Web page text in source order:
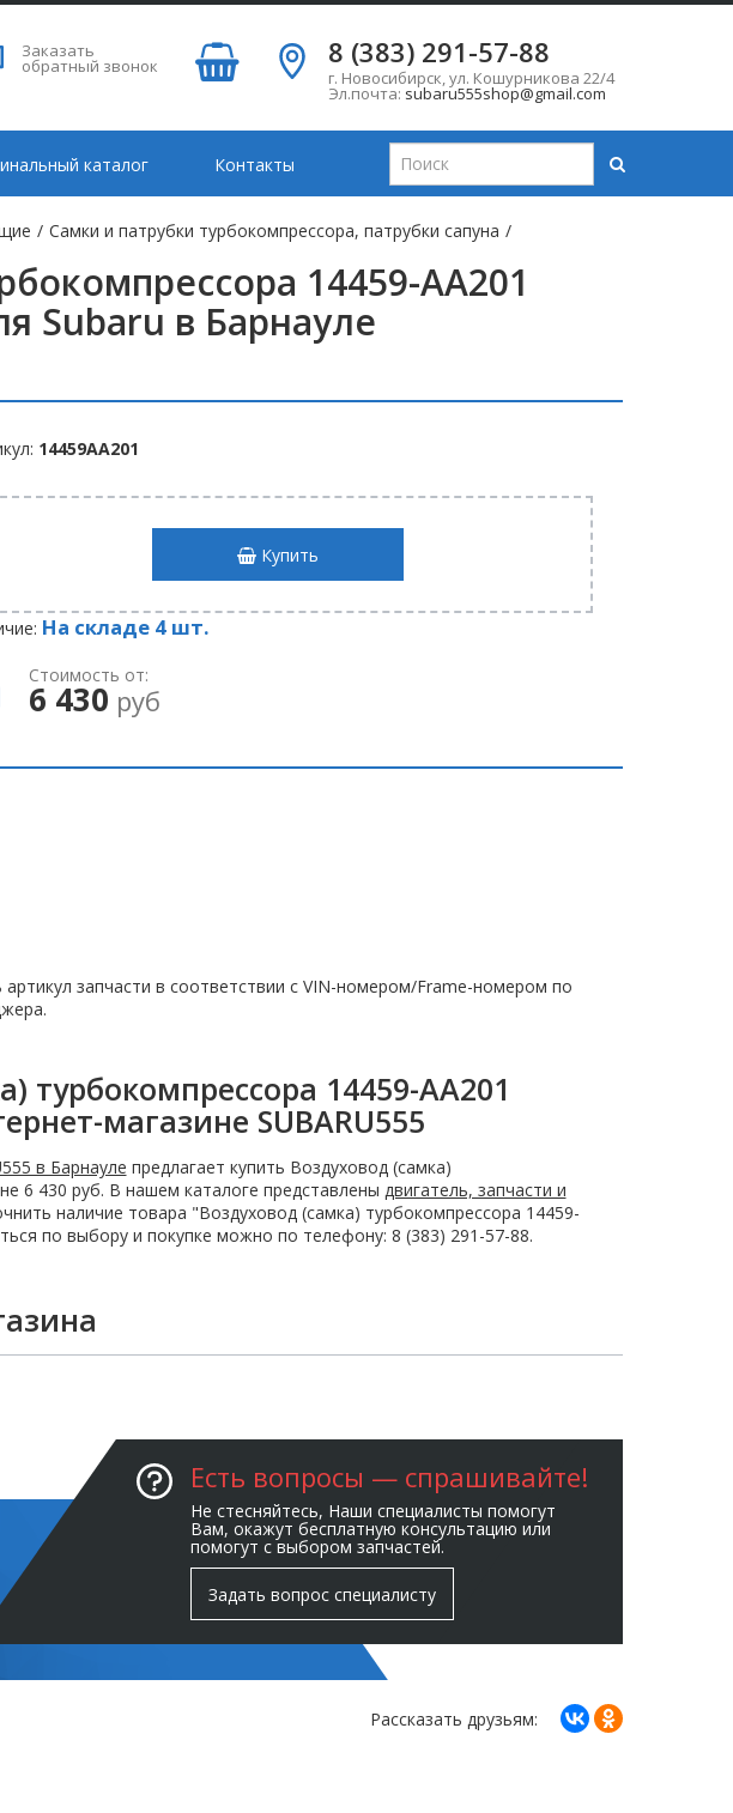
Заказать
обратный звонок 8 (383) 291-57-88
г. Новосибирск,ул. Кошурникова 22/4
Эл.почта: subaru555shop@gmail.com
каталог Контакты
/ Самки и патрубки турбокомпрессора, патрубки сапуна /
14459-AA201
Subaru в Барнауле
14459AA201
Купить
На складе 4 шт.
Стоимость от:
6 430 руб
запчасти в соответствии с VIN-номером/Frame-номером по
турбокомпрессора 14459-AA201
магазине SUBARU555
в Барнауле предлагает купить Воздуховод (самка)
6 430 руб. В нашем каталоге представлены двигатель, запчасти и
наличие товара "Воздуховод (самка) турбокомпрессора 14459-
по выбору и покупке можно по телефону: 8 (383) 291-57-88.
Есть вопросы — спрашивайте!
Не стесняйтесь, Наши специалисты помогут
Вам, окажут бесплатную консультацию или
помогут с выбором запчастей.
Задать вопрос специалисту
Рассказать друзьям: